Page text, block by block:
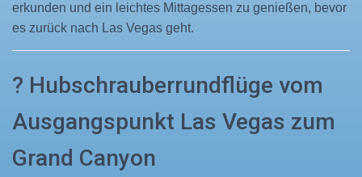
erkunden und ein leichtes Mittagessen zu genießen, bevor
es zurück nach Las Vegas geht.
? Hubschrauberrundflüge vom
Ausgangspunkt Las Vegas zum
Grand Canyon